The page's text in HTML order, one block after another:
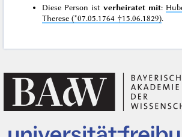
Diese Person ist verheiratet mit:
Therese (*07.05.1764 †15.06.1829).